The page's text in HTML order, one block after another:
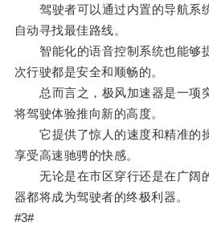
驾驶者可以通过内置的导航系
自动寻找最佳路线。
智能化的语音控制系统也能够
次行驶都是安全和顺畅的。
总而言之，极风加速器是一项
将驾驶体验推向新的高度。
它提供了惊人的速度和精准的
享受高速驰骋的快感。
无论是在市区穿行还是在广阔
器都将成为驾驶者的终极利器。
#3#